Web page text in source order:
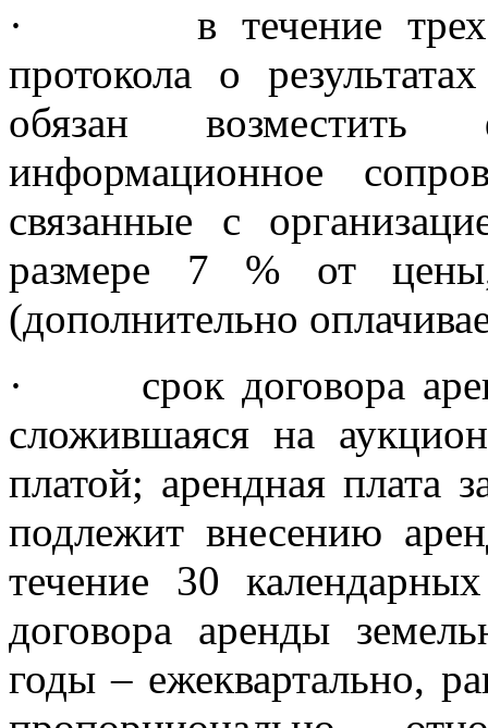
·
в течение
протокола о
обязан возместить
информационное
связанные с
размере 7 % от
(дополнительно
·
срок договора
сложившаяся на
платой; арендная плата
подлежит внесению
течение 30
договора аренды
годы – ежеквартально,